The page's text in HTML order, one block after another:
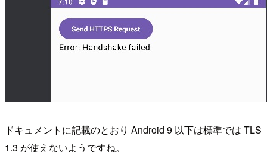
ドキュメントに記載のとおり Android 9 以下は標準では TLS
1.3 が使えないようですね。